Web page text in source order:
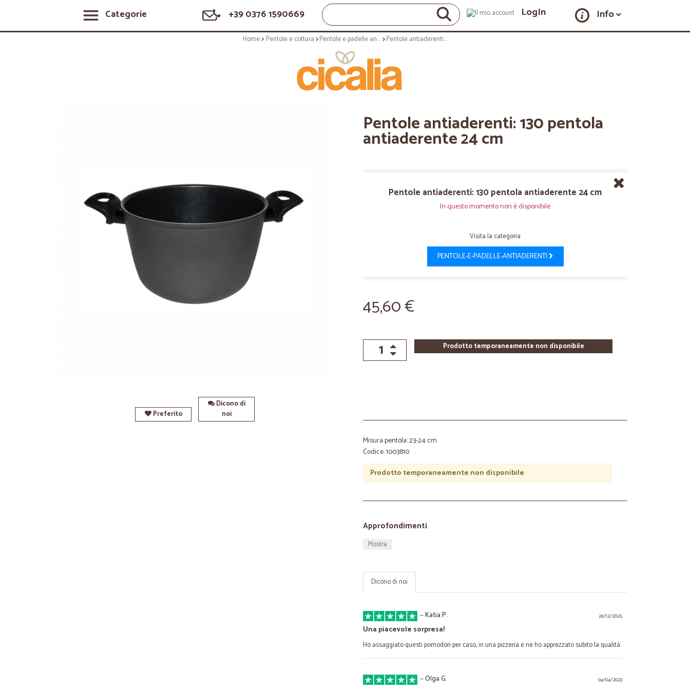
Categorie +39 0376 1590669 LogIn Info
Home Pentole e cottura Pentole e padelle antiaderenti Pentole antiaderenti: 130 pentola antiaderente 24 cm
Preferito
Dicono di
noi
Pentole antiaderenti: 130 pentola
antiaderente 24 cm
Pentole antiaderenti: 130 pentola antiaderente 24 cm
In questo momento non è disponibile
Visita la categoria
PENTOLE-E-PADELLE-ANTIADERENTI
45,60 €
Prodotto temporaneamente non disponibile
Misura pentola: 23-24 cm
Codice: 1003810
Prodotto temporaneamente non disponibile
Approfondimenti
Mostra
Dicono di noi
26/12/2025
—Katia P.
Una piacevole sorpresa!
Ho assaggiato questi pomodori per caso, in una pizzeria e ne ho apprezzato subito la qualità.
04/04/2023
—Olga G.